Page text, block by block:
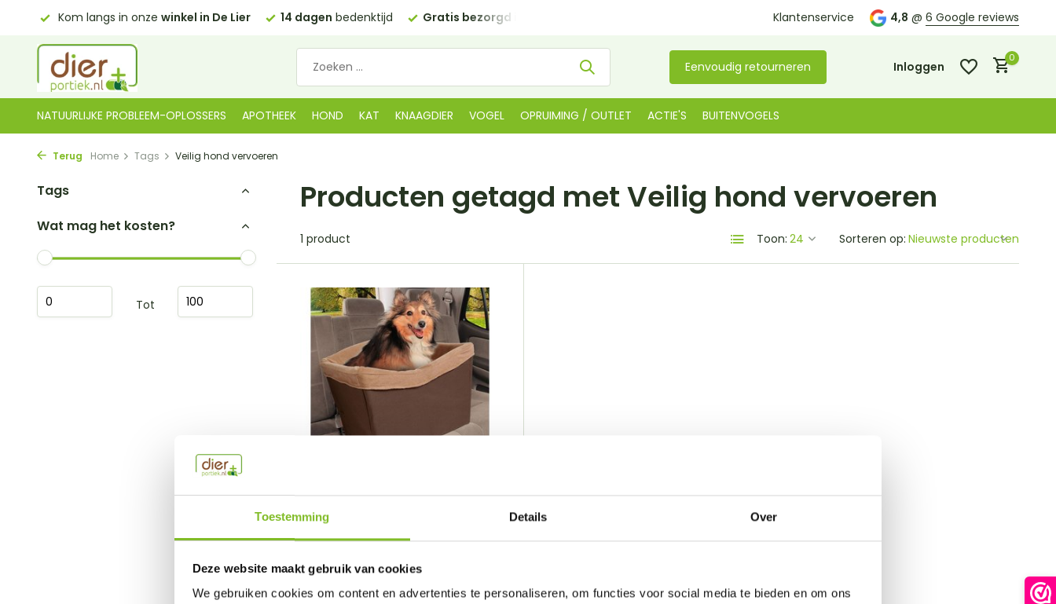
Toestemming Details Over
Deze website maakt gebruik van cookies
We gebruiken cookies om content en advertenties te personaliseren, om functies voor social media te bieden en om ons
Kom langs in onze winkel in De Lier 14 dagen bedenktijd Gratis bezorgd in NL Kom langs in onzewinkel in De Lier
Klantenservice 4,8 @ 6 Google reviews
Eenvoudig retourneren Inloggen
Account aanmaken
0
NATUURLIJKE PROBLEEM-OPLOSSERS APOTHEEK HOND KAT KNAAGDIER VOGEL OPRUIMING / OUTLET ACTIE'S BUITENVOGELS
Terug Home Tags Veilig hond vervoeren
Tags
Wat mag het kosten?
Tot
Producten getagd met Veilig hond vervoeren
1 product Toon: Sorteren op:
€99,95
Incl. btw